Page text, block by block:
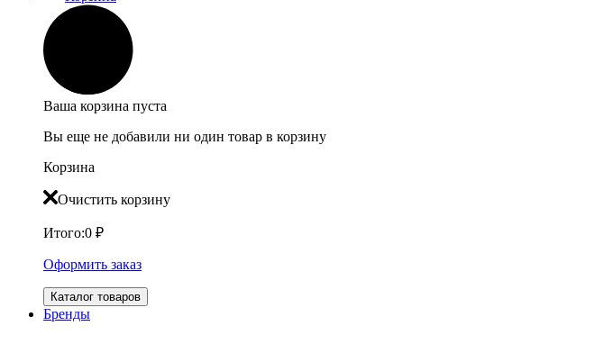
Ваша корзина пуста
Вы еще не добавили ни один товар в корзину
Корзина
Очистить корзину
Итого:0 ₽
Оформить заказ
Каталог товаров
Бренды